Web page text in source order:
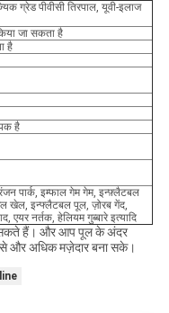
ग्रेड पीवीसी तिरपाल, यूवी-इलाज
जा सकता है
है
है
पार्क, इम्फाल गेम गेम, इन्फ़्लैटबल
खेल, इन्फ्लैटबल पूल, ज़ोरब गेंद,
एयर नर्तक, हेलियम गुब्बारे इत्यादि
सकते हैं। और आप पूल के अंदर
और अधिक मज़ेदार बना सके।